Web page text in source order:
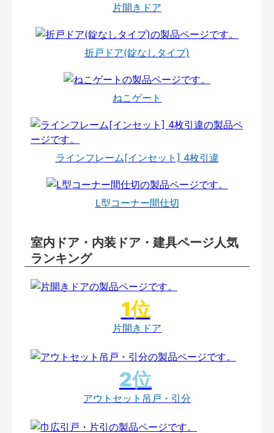
片開きドア
折戸ドア(錠なしタイプ)
ねこゲート
ラインフレーム[インセット] 4枚引違
L型コーナー間仕切
室内ドア・内装ドア・建具ページ人気
ランキング
片開きドア
アウトセット吊戸・引分